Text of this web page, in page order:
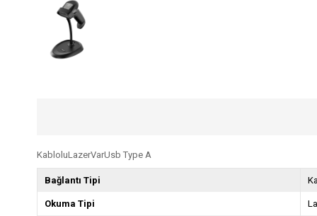
KabloluLazerVarUsb Type A
Bağlantı Tipi
Okuma Tipi